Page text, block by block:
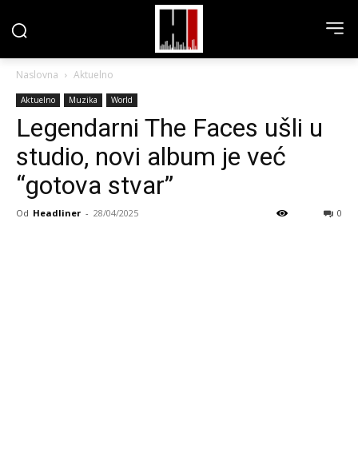
Naslovna Aktuelno
Aktuelno Muzika World
Legendarni The Faces ušli u
studio, novi album je već
“gotova stvar”
Od Headliner - 28/04/2025 0